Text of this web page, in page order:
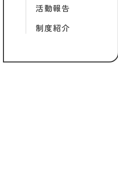
活動報告
制度紹介